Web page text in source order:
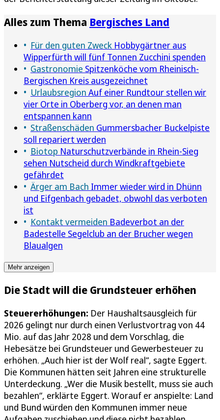
Alles zum Thema Bergisches Land
Für den guten Zweck Hobbygärtner aus
Wipperfürth will fünf Tonnen Zucchini spenden
Gastronomie Spitzenköche vom Rheinisch-
Bergischen Kreis ausgezeichnet
Urlaubsregion Auf einer Rundtour stellen wir
vier Orte in Oberberg vor, an denen man
entspannen kann
Straßenschäden Gummersbacher Buckelpiste
soll repariert werden
Biotop Naturschutzverbände in Rhein-Sieg
sehen Nutscheid durch Windkraftgebiete
gefährdet
Ärger am Bach Immer wieder wird in Dhünn
und Eifgenbach gebadet, obwohl das verboten
ist
Kontakt vermeiden Badeverbot an der
Badestelle Segelclub an der Brucher wegen
Blaualgen
Mehr anzeigen
Die Stadt will die Grundsteuer erhöhen
Steuererhöhungen: Der Haushaltsausgleich für
2026 gelingt nur durch einen Verlustvortrag von 44
Mio. auf das Jahr 2028 und dem Vorschlag, die
Hebesätze bei Grundsteuer und Gewerbesteuer zu
erhöhen. „Auch hier ist der Wolf real“, sagte Eggert.
Die Kommunen hätten seit Jahren eine strukturelle
Unterdeckung. „Wer die Musik bestellt, muss sie auch
bezahlen“, erklärte Eggert. Worauf er anspielte: Land
und Bund würden den Kommunen immer neue